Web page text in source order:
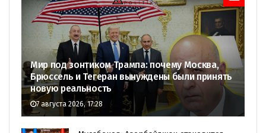
Мир под зонтиком Трампа: почему Москва,
Брюссель и Тегеран вынуждены были принять
новую реальность
7 августа 2026, 17:28